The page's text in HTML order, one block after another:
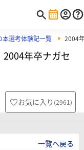
本選考体験記一覧 2004
年卒ナガセ
お気に入り (2961)
一覧へ戻る